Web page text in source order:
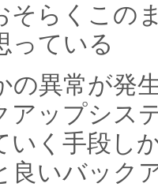
そらくこの
っている
の異常が発
アップシス
いく手段し
良いバック